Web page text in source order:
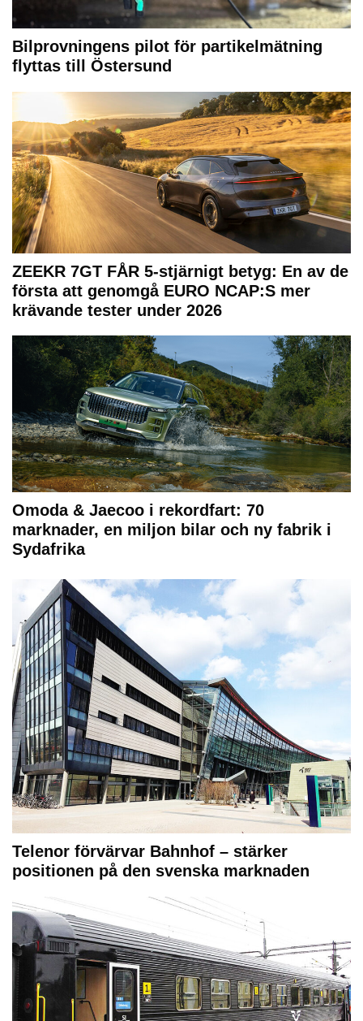
Bilprovningens pilot för partikelmätning
flyttas till Östersund
ZEEKR 7GT FÅR 5-stjärnigt betyg: En av de
första att genomgå EURO NCAP:S mer
krävande tester under 2026
Omoda & Jaecoo i rekordfart: 70
marknader, en miljon bilar och ny fabrik i
Sydafrika
Telenor förvärvar Bahnhof – stärker
positionen på den svenska marknaden